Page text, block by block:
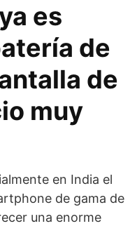
es
de
de
muy
en India el
de gama de
una enorme